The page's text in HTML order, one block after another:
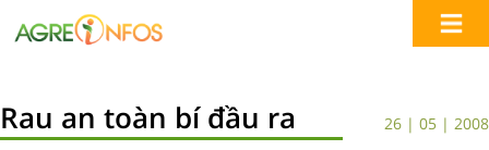
Rau an toàn bí đầu ra 26 | 05 | 2008